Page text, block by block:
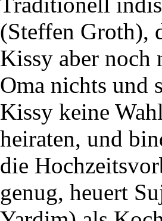
(Steffen Groth),
Kissy aber noch
Oma nichts und
Kissy keine
heiraten, und
die
genug, heuert